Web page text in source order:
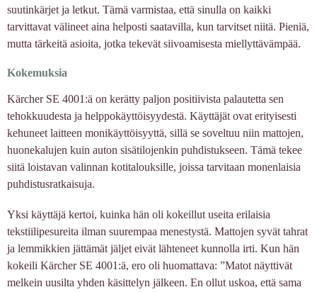
suutinkärjet ja letkut. Tämä varmistaa, että sinulla on kaikki
tarvittavat välineet aina helposti saatavilla, kun tarvitset niitä. Pieniä,
mutta tärkeitä asioita, jotka tekevät siivoamisesta miellyttävämpää.
Kokemuksia
Kärcher SE 4001:ä on kerätty paljon positiivista palautetta sen
tehokkuudesta ja helppokäyttöisyydestä. Käyttäjät ovat erityisesti
kehuneet laitteen monikäyttöisyyttä, sillä se soveltuu niin mattojen,
huonekalujen kuin auton sisätilojenkin puhdistukseen. Tämä tekee
siitä loistavan valinnan kotitalouksille, joissa tarvitaan monenlaisia
puhdistusratkaisuja.
Yksi käyttäjä kertoi, kuinka hän oli kokeillut useita erilaisia
tekstiilipesureita ilman suurempaa menestystä. Mattojen syvät tahrat
ja lemmikkien jättämät jäljet eivät lähteneet kunnolla irti. Kun hän
kokeili Kärcher SE 4001:ä, ero oli huomattava: ”Matot näyttivät
melkein uusilta yhden käsittelyn jälkeen. En ollut uskoa, että sama